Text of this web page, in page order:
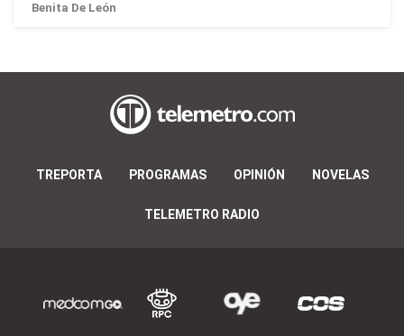
Benita De León
TREPORTA PROGRAMAS OPINIÓN NOVELAS
TELEMETRO RADIO